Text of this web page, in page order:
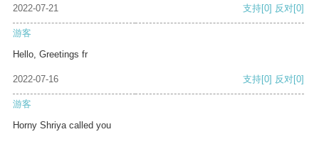
2022-07-21 支持[0] 反对[0]
游客
Hello, Greetings fr
2022-07-16 支持[0] 反对[0]
游客
Horny Shriya called you